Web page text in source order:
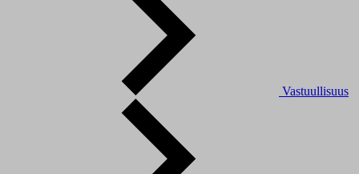
Vastuullisuus